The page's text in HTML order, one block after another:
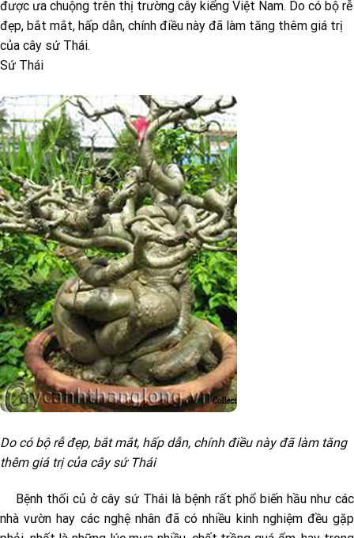
được ưa chuộng trên thị trường cây kiểng Việt Nam. Do có bộ rễ
đẹp, bắt mắt, hấp dẫn, chính điều này đã làm tăng thêm giá trị
của cây sứ Thái.
Sứ Thái
Do có bộ rễ đẹp, bắt mắt, hấp dẫn, chính điều này đã làm tăng
thêm giá trị của cây sứ Thái
Bệnh thối củ ở cây sứ Thái là bệnh rất phổ biến hầu như các
nhà vườn hay các nghệ nhân đã có nhiều kinh nghiệm đều gặp